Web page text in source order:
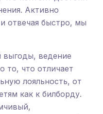
Активно
отвечая быстро, мы
выгоды, ведение
что отличает
лояльность, от
как к билборду.